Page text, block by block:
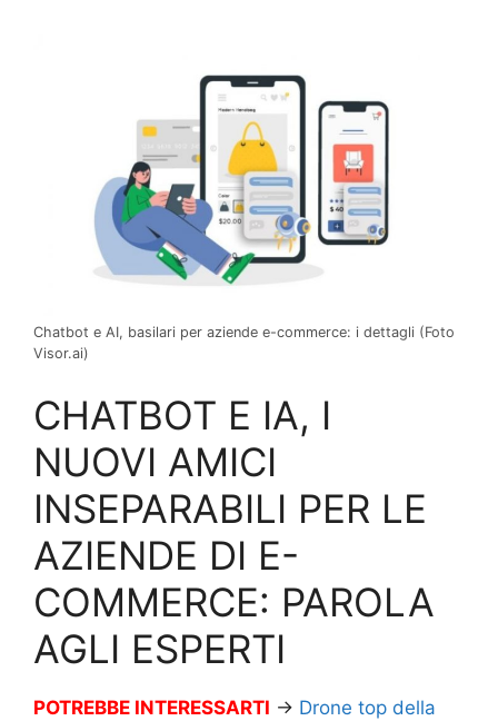
Chatbot e AI, basilari per aziende e-commerce: i dettagli (Foto
Visor.ai)
CHATBOT E IA, I
NUOVI AMICI
INSEPARABILI PER LE
AZIENDE DI E-
COMMERCE: PAROLA
AGLI ESPERTI
POTREBBE INTERESSARTI → Drone top della